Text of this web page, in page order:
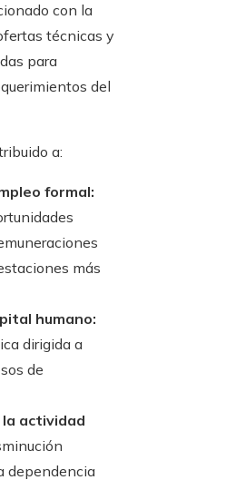
con la
técnicas y
para
del
a:
formal:
más
humano:
dirigida a
de
actividad
dependencia